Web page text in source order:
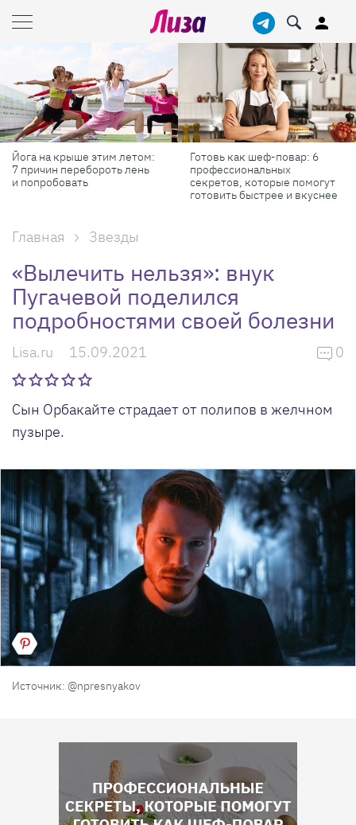
Йога на крыше этим летом:
7 причин перебороть лень
и попробовать
Готовь как шеф-повар: 6
профессиональных
секретов, которые помогут
готовить быстрее и вкуснее
Главная Звезды
«Вылечить нельзя»: внук
Пугачевой поделился
подробностями своей болезни
Lisa.ru 15.09.2021 0
Сын Орбакайте страдает от полипов в желчном
пузыре.
Источник: @npresnyakov